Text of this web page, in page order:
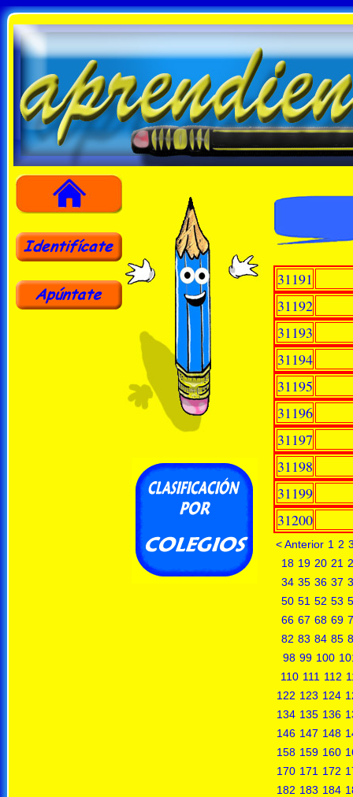
31191
31192
31193
31194
31195
31196
31197
31198
31199
31200
< Anterior 1 2
18 19 20 21
34 35 36 37
50 51 52 53
66 67 68 69
82 83 84 85
98 99 100
110 111 112
122 123 124
134 135 136
146 147 148
158 159 160
170 171 172
182 183 184